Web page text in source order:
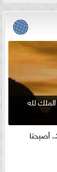
وأصبح الملك لله
أذكار الصباح الأربعاء 5-8- 2026.. أصبحنا